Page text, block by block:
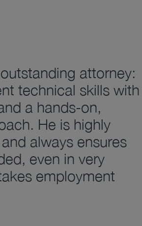
attorney:
technical skills with
a hands-on,
He is highly
always ensures
even in very
employment